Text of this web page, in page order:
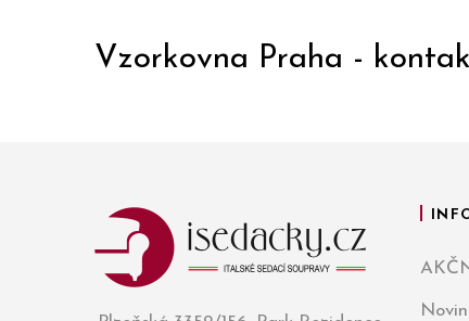
Vzorkovna Praha -